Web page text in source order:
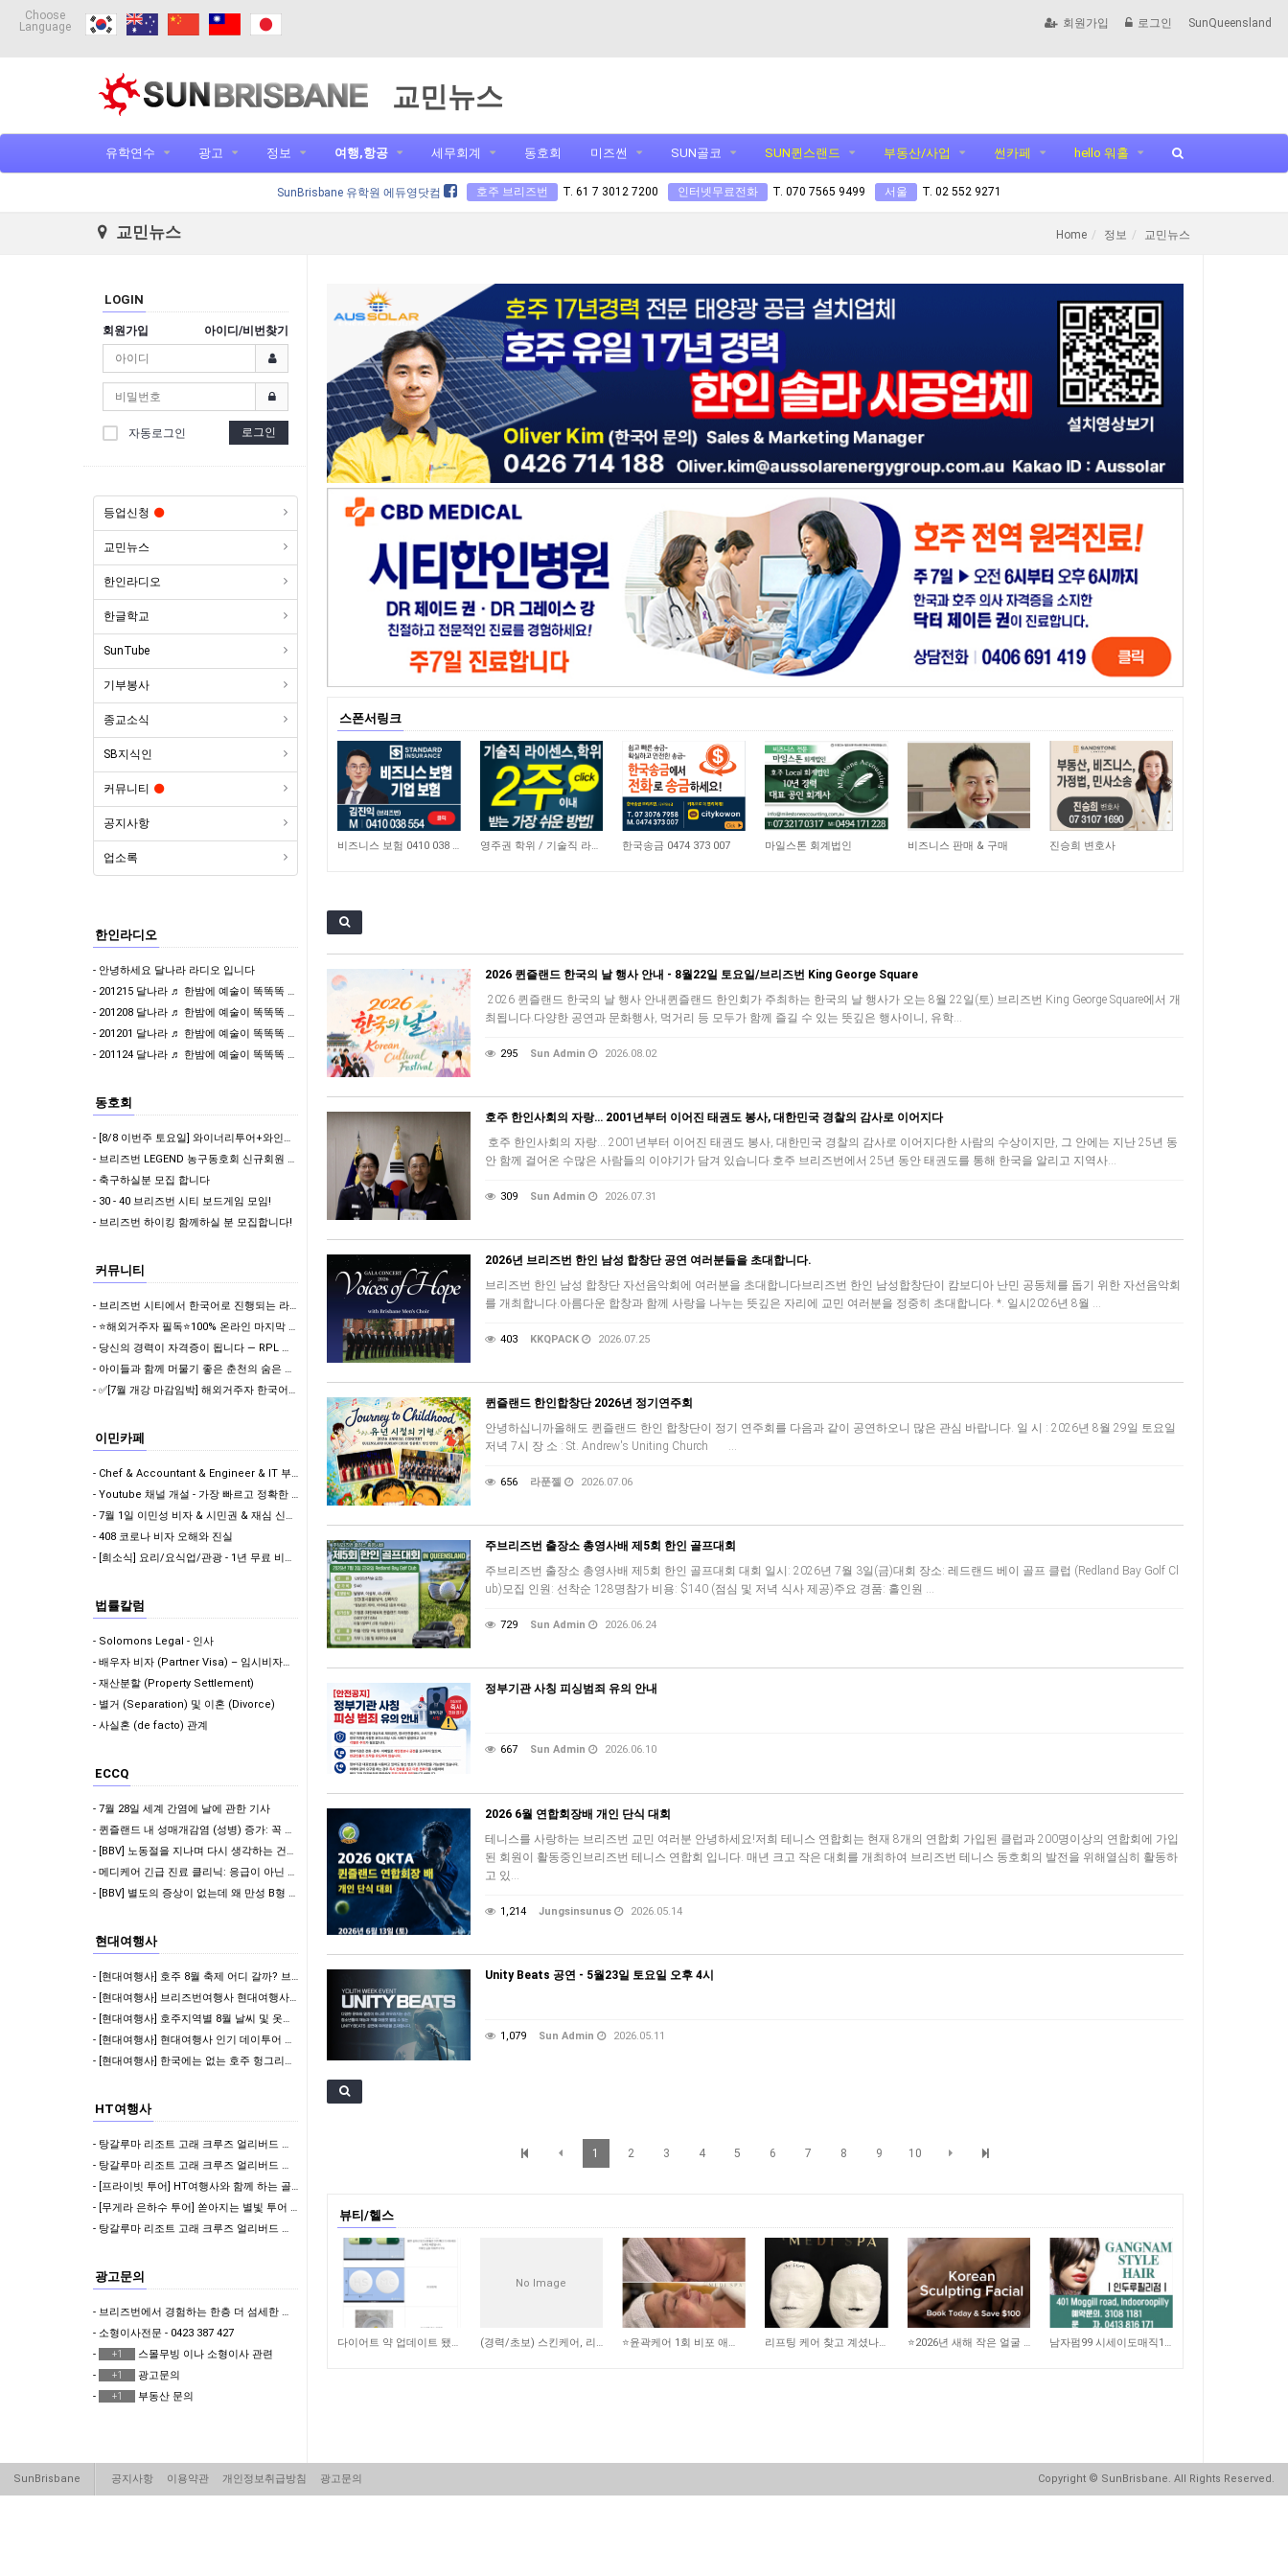
Choose
Language
회원가입 로그인 SunQueensland
교민뉴스
유학연수 광고 정보 여행,항공 세무회계 동호회 미즈썬 SUN골코 SUN퀸스랜드 부동산/사업 썬카페 hello 워홀
SunBrisbane 유학원 에듀영닷컴 호주 브리즈번 T. 61 7 3012 7200 인터넷무료전화 T. 070 7565 9499 서울 T. 02 552 9271
교민뉴스 Home 정보 교민뉴스
LOGIN
회원가입 아이디/비번찾기
자동로그인 로그인
등업신청
교민뉴스
한인라디오
한글학교
SunTube
기부봉사
종교소식
SB지식인
커뮤니티
공지사항
업소록
한인라디오
- 안녕하세요 달나라 라디오 입니다
- 201215 달나라 ♬ 한밤에 예술이 똑똑똑 & 나윤제 변호사의 밝은세상
- 201208 달나라 ♬ 한밤에 예술이 똑똑똑 & 걸어서 와인속으로
- 201201 달나라 ♬ 한밤에 예술이 똑똑똑 & 이어폰 한쪽만 빌려줄래?
- 201124 달나라 ♬ 한밤에 예술이 똑똑똑 & 이어폰 한쪽만 빌려줄래?
동호회
- [8/8 이번주 토요일] 와이너리투어+와인테이스팅+골코여행 함께 다녀오실 분????
- 브리즈번 LEGEND 농구동호회 신규회원 모집
- 축구하실분 모집 합니다
- 30 - 40 브리즈번 시티 보드게임 모임!
- 브리즈번 하이킹 함께하실 분 모집합니다!
커뮤니티
- 브리즈번 시티에서 한국어로 진행되는 라떼아트 클래스, 8/29(토)에 열립니다
- ⭐해외거주자 필독⭐100% 온라인 마지막 한국어교원 2급 추가모집 (~8/2)
- 당신의 경력이 자격증이 됩니다 — RPL 무료 상담
- 아이들과 함께 머물기 좋은 춘천의 숨은 보석 같은 수상스키 숙소 후기
- ✅[7월 개강 마감임박] 해외거주자 한국어교원 2급, 신청 전 반드시 확인할 5가지
이민카페
- Chef & Accountant & Engineer & IT 부족직업군에 포함! 드디어!!
- Youtube 채널 개설 - 가장 빠르고 정확한 이민 뉴스 받아보기
- 7월 1일 이민성 비자 & 시민권 & 재심 신청비 인상
- 408 코로나 비자 오해와 진실
- [희소식] 요리/요식업/관광 - 1년 무료 비자 & 학생비자 풀타임 가능!
법률칼럼
- Solomons Legal - 인사
- 배우자 비자 (Partner Visa) – 임시비자에서 영주권으로 가는 길
- 재산분할 (Property Settlement)
- 별거 (Separation) 및 이혼 (Divorce)
- 사실혼 (de facto) 관계
ECCQ
- 7월 28일 세계 간염에 날에 관한 기사
- 퀸즐랜드 내 성매개감염 (성병) 증가: 꼭 알아야 할 정보
- [BBV] 노동절을 지나며 다시 생각하는 건강 점검의 중요성
- 메디케어 긴급 진료 클리닉: 응급이 아닌 상황에서 빠르고 편리한 의료 서비스 제공
- [BBV] 별도의 증상이 없는데 왜 만성 B형 간염 정기 검사를 받아야 하나요?
현대여행사
- [현대여행사] 호주 8월 축제 어디 갈까? 브리즈번 Ekka부터 멜버른 영화제, 시드니 마…
- [현대여행사] 브리즈번여행사 현대여행사 기업 인센티브 맞춤 관광 후기 | 8박 9일 호주 …
- [현대여행사] 호주지역별 8월 날씨 및 옷차림 정리해봤어요 ✨
- [현대여행사] 현대여행사 인기 데이투어 특가 할인 진행! 지금 확인해보세요 ✨
- [현대여행사] 한국에는 없는 호주 헝그리잭스 메뉴 추천! 호주 여행 중 꼭 먹어볼 패스트푸…
HT여행사
- 탕갈루마 리조트 고래 크루즈 얼리버드 할인 이벤트 !!
- 탕갈루마 리조트 고래 크루즈 얼리버드 할인 이벤트 !!
- [프라이빗 투어] HT여행사와 함께 하는 골드코스트 단독 투어!!!
- [무게라 은하수 투어] 쏟아지는 별빛 투어 | 브리즈번 야경투어 | 먹음직스러운 BBQ와 …
- 탕갈루마 리조트 고래 크루즈 얼리버드 할인 이벤트 !!
광고문의
- 브리즈번에서 경험하는 한층 더 섬세한 한국식 & 일본식 마사지 테라피 뷰티샵
- 소형이사전문 - 0423 387 427
-
+1
스몰무빙 이나 소형이사 관련
-
+1
광고문의
-
+1 부동산 문의
스폰서링크
4,636 비즈니스 보험 0410 038 554 21,161 영주권 학위 / 기술직 라이센스 최소2주안에 받기! (요리, 페인팅, 용접, 차일드케어 등… 10,735
한국송금 0474 373 007 4,654
마일스톤 회계법인 15,044
비즈니스 판매 & 구매 11,049
진승희 변호사
2026 퀸즐랜드 한국의 날 행사 안내 - 8월22일 토요일/브리즈번 King George Square
2026 퀸즐랜드 한국의 날 행사 안내퀸즐랜드 한인회가 주최하는 한국의 날 행사가 오는 8월 22일(토) ​브리즈번 King George Square에서 개
최됩니다.다양한 공연과 문화행사, 먹거리 등 모두가 함께 즐길 수 있는 뜻깊은 행사이니, 유학…
295 Sun Admin 2026.08.02
호주 한인사회의 자랑… 2001년부터 이어진 태권도 봉사, 대한민국 경찰의 감사로 이어지다
호주 한인사회의 자랑… 2001년부터 이어진 태권도 봉사, 대한민국 경찰의 감사로 이어지다한 사람의 수상이지만, 그 안에는 지난 25년 동
안 함께 걸어온 수많은 사람들의 이야기가 담겨 있습니다.호주 브리즈번에서 25년 동안 태권도를 통해 한국을 알리고 지역사…
309 Sun Admin 2026.07.31
2026년 브리즈번 한인 남성 합창단 공연 여러분들을 초대합니다.
브리즈번 한인 남성 합창단 자선음악회에 여러분을 초대합니다브리즈번 한인 남성합창단이 캄보디아 난민 공동체를 돕기 위한 자선음악회
를 개최합니다.아름다운 합창과 함께 사랑을 나누는 뜻깊은 자리에 교민 여러분을 정중히 초대합니다. *. 일시2026년 8월 …
403 KKQPACK 2026.07.25
퀸즐랜드 한인합창단 2026년 정기연주회
안녕하십니까올해도 퀸즐랜드 한인 합창단이 정기 연주회를 다음과 같이 공연하오니 많은 관심 바랍니다. 일 시 : 2026년 8월 29일 토요일
저녁 7시 장 소 : St. Andrew's Uniting Church …
656 라푼젤 2026.07.06
주브리즈번 출장소 총영사배 제5회 한인 골프대회
주브리즈번 출장소 총영사배 제5회 한인 골프대회 대회 일시: 2026년 7월 3일(금)대회 장소: 레드랜드 베이 골프 클럽 (Redland Bay Golf Cl
ub)모집 인원: 선착순 128명참가 비용: $140 (점심 및 저녁 식사 제공)주요 경품: 홀인원 …
729 Sun Admin 2026.06.24
정부기관 사칭 피싱범죄 유의 안내
667 Sun Admin 2026.06.10
2026 6월 연합회장배 개인 단식 대회
테니스를 사랑하는 브리즈번 교민 여러분 안녕하세요!저희 테니스 연합회는 현재 8개의 연합회 가입된 클럽과 200명이상의 연합회에 가입
된 회원이 활동중인브리즈번 테니스 연합회 입니다. 매년 크고 작은 대회를 개최하여 브리즈번 테니스 동호회의 발전을 위해열심히 활동하
고 있…
1,214 Jungsinsunus 2026.05.14
Unity Beats 공연 - 5월23일 토요일 오후 4시
1,079 Sun Admin 2026.05.11
1 2 3 4 5 6 7 8 9 10
뷰티/헬스
1,525 다이어트 약 업데이트 됐어요
No Image
1,877 (경력/초보) 스킨케어, 리메디얼 테라피스트 -스폰비자가능 2,396 ⭐️윤곽케어 1회 비포 애프터 사진 ⭐️ 2,343 리프팅 케어 찾고 계셨나요? 더블로 HIFU 2,137 ⭐️2026년 새해 작은 얼굴 되기 프로젝트!! 100불 할인!! 2,890 남자펌99 시세이도매직199 인두루필리
SunBrisbane 공지사항 이용약관 개인정보취급방침 광고문의 Copyright © SunBrisbane. All Rights Reserved.